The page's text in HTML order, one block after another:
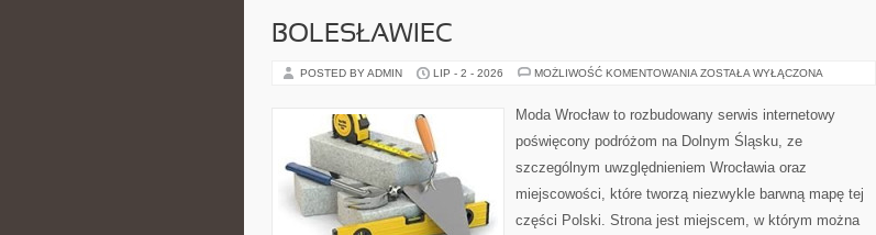
BOLESŁAWIEC
POSTED BY ADMIN LIP - 2 - 2026 MOŻLIWOŚĆ KOMENTOWANIA BOLESŁAWIEC
ZOSTAŁA WYŁĄCZONA
Moda Wrocław to rozbudowany serwis internetowy
poświęcony podróżom na Dolnym Śląsku, ze
szczególnym uwzględnieniem Wrocławia oraz
miejscowości, które tworzą niezwykle barwną mapę tej
części Polski. Strona jest miejscem, w którym można